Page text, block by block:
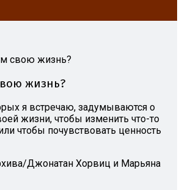
свою жизнь?
жизнь?
я встречаю, задумываются о
жизни, чтобы изменить что-то
чтобы почувствовать ценность
Джонатан Хорвиц и Марьяна